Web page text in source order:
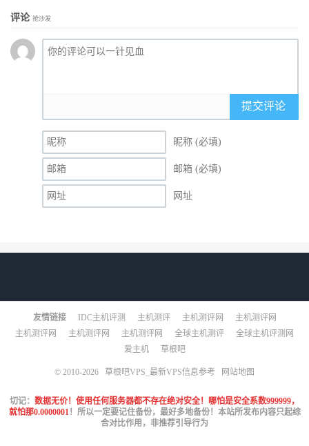
评论 抢沙发
提交评论
昵称 (必填)
邮箱 (必填)
网址
友情链接 IDC主机评测 主机测评 主机测评网
主机测评网
主机测评网
主机测评网 主机测评网 全球主机测评
全球主机评测网
爱主机
草根吧
© 2010-2026 草根吧VPS_最新VPS信息参考 网站地图
切记： 数据无价！使用任何服务器都不存在绝对安全！哪怕是安全系数999999，
就怕那0.0000001！所以一定要记住备份，最好多地备份！本站所发布内容只起综
合对比作用，非推荐引导行为